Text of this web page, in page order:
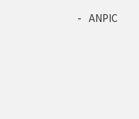
ANPIC